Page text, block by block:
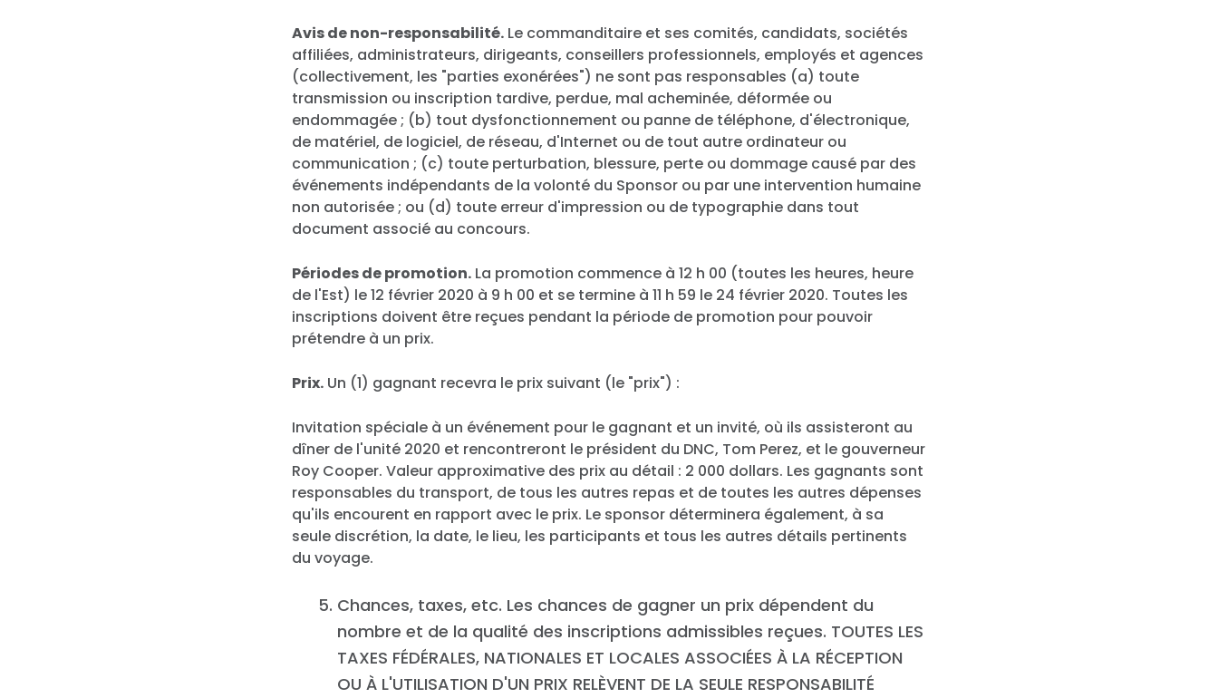
Avis de non-responsabilité. Le commanditaire et ses comités, candidats, sociétés
affiliées, administrateurs, dirigeants, conseillers professionnels, employés et agences
(collectivement, les "parties exonérées") ne sont pas responsables (a) toute
transmission ou inscription tardive, perdue, mal acheminée, déformée ou
endommagée ; (b) tout dysfonctionnement ou panne de téléphone, d'électronique,
de matériel, de logiciel, de réseau, d'Internet ou de tout autre ordinateur ou
communication ; (c) toute perturbation, blessure, perte ou dommage causé par des
événements indépendants de la volonté du Sponsor ou par une intervention humaine
non autorisée ; ou (d) toute erreur d'impression ou de typographie dans tout
document associé au concours.
Périodes de promotion. La promotion commence à 12 h 00 (toutes les heures, heure
de l'Est) le 12 février 2020 à 9 h 00 et se termine à 11 h 59 le 24 février 2020. Toutes les
inscriptions doivent être reçues pendant la période de promotion pour pouvoir
prétendre à un prix.
Prix. Un (1) gagnant recevra le prix suivant (le "prix") :
Invitation spéciale à un événement pour le gagnant et un invité, où ils assisteront au
dîner de l'unité 2020 et rencontreront le président du DNC, Tom Perez, et le gouverneur
Roy Cooper. Valeur approximative des prix au détail : 2 000 dollars. Les gagnants sont
responsables du transport, de tous les autres repas et de toutes les autres dépenses
qu'ils encourent en rapport avec le prix. Le sponsor déterminera également, à sa
seule discrétion, la date, le lieu, les participants et tous les autres détails pertinents
du voyage.
Chances, taxes, etc. Les chances de gagner un prix dépendent du
nombre et de la qualité des inscriptions admissibles reçues. TOUTES LES
TAXES FÉDÉRALES, NATIONALES ET LOCALES ASSOCIÉES À LA RÉCEPTION
OU À L'UTILISATION D'UN PRIX RELÈVENT DE LA SEULE RESPONSABILITÉ